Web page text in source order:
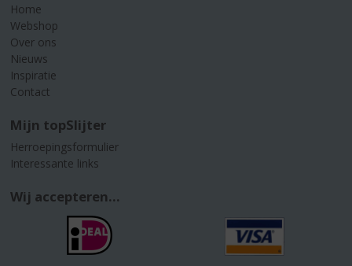
Home
Webshop
Over ons
Nieuws
Inspiratie
Contact
Mijn topSlijter
Herroepingsformulier
Interessante links
Wij accepteren...